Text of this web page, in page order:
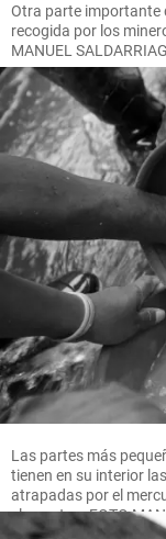
Otra parte importante
recogida por los
MANUEL
Las partes más
tienen en su interior
atrapadas por el
elementos. FOTO